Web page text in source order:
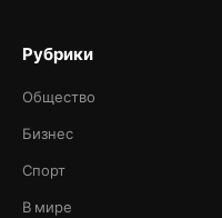
Рубрики
Общество
Бизнес
Спорт
В мире